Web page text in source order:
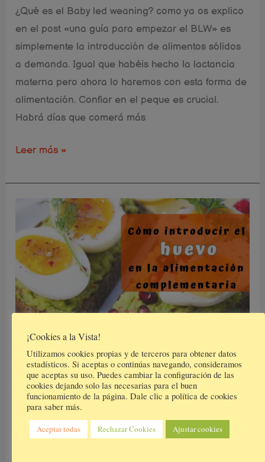
¿Qué es el Baby led weaning? como ya os explico
en el post «una guía para empezar el BLW» es
simplemente la introducción de alimentos sólidos
a demanda. Igual que habéis hecho la lactancia
materna pero ahora lo haremos con esta forma de
alimentación. Confiar en el peque es crucial.
Habrá dí­as que comerá más
Leer más »
Cómo dar el huevo en el blw
alimentación del bebé/4 comentarios
¿Cómo podemos dar el huevo en el BLW si hemos
decidido hacer la alimentación complementaria
direcatmente con sólidos?. Esta pregunta me la
hice muchas veces. Los pediatras te recomiendan
Cómo
el
huevo
en
el
blw
¡Cookies a la Vista!
Utilizamos cookies propias y de terceros para obtener datos
estadísticos. Si aceptas o continúas navegando, consideramos
que aceptas su uso. Puedes cambiar la configuración de las
cookies dejando solo las necesarias para el buen
funcionamiento de la página. Dale clic a política de cookies
para saber más.
Aceptar todas Rechazar Cookies Ajustar cookies